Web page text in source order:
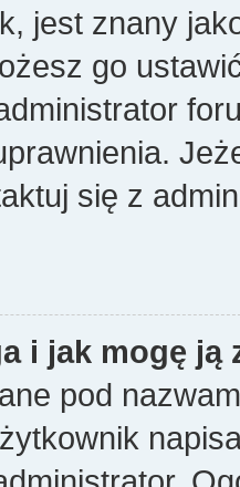
jest znany
go
się z
i jak mogę ją
pod